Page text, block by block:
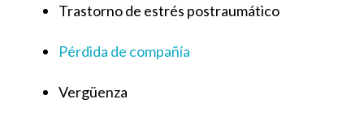
Trastorno de estrés postraumático
Pérdida de compañía
Vergüenza